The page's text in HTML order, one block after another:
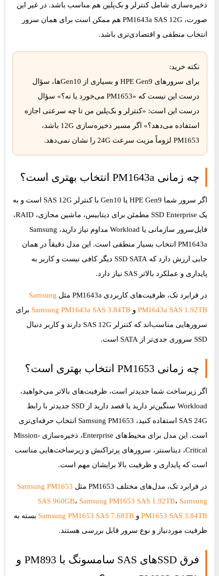
ذخیره‌سازی شامل کنترلر و بک‌پلین هم مناسب باشد. در غیر این
صورت، PM1643a SAS 12G هم ممکن است برای همان سرور
انتخاب منطقی و اقتصادی‌تری باشد.
نکته خرید:
برای سرورهای HPE Gen9 و بسیاری از Gen10ها، سؤال
درست این نیست که «PM1653 می‌خورد یا نه؟» سؤال
درست این است: «کنترلر و بک‌پلین من تا چه سرعتی اجازه
استفاده می‌دهد؟» اگر مسیر ذخیره‌سازی 12G باشد،
PM1653 لزوماً مزیت سرعت 24G را نشان نمی‌دهد.
چه زمانی PM1643a انتخاب بهتری است؟
اگر سرور شما HPE Gen9 یا Gen10 با کنترلر SAS 12G است و به
یک SSD Enterprise مطمئن برای دیتابیس، ماشین مجازی، RAID،
فایل‌سرور سازمانی یا Workload مداوم نیاز دارید،
Samsung
PM1643a انتخاب بسیار منطقی است. این مدل دقیقاً در همان
جایی ارزش دارد که SSD SATA دیگر کافی نیست و کاربر به
پایداری و عملکرد بالاتر SAS نیاز دارد.
در فرابرد تک، ظرفیت‌های کاربردی PM1643a مثل
Samsung
PM1643a SAS 1.92TB وSamsung PM1643a SAS 3.84TB برای
سرورهایی مناسب‌اند که کنترلر SAS 12G دارند و کاربر دنبال
SSD سروری جدی‌تر از SATA است.
چه زمانی PM1653 انتخاب بهتری است؟
اگر زیرساخت شما جدیدتر است، ظرفیت‌های بالاتر می‌خواهید،
Workload سنگین‌تر دارید یا قصد دارید از SSD جدیدتر با رابط
SAS 24G استفاده کنید،
Samsung PM1653 انتخاب حرفه‌ای‌تری
است. این مدل برای محیط‌های Enterprise، ذخیره‌سازی Mission-
Critical، دیتاسنتر، سرورهای پرتراکنش و زیرساخت‌هایی مناسب
است که پایداری و ظرفیت بالا برایشان مهم است.
در فرابرد تک، مدل‌های مختلف PM1653 مثل
Samsung PM1653
SAS 960GB، Samsung PM1653 SAS 1.92TB، Samsung
PM1653 SAS 3.84TB وSamsung PM1653 SAS 7.68TB بسته به
ظرفیت موردنیاز و نوع سرور قابل بررسی هستند.
فرق SSDهای SAS سامسونگ با PM893 و